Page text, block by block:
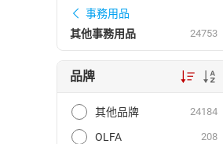
事務用品
其他事務用品
24753
品牌
其他品牌 24184
OLFA 208